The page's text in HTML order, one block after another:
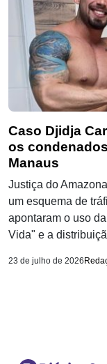
Caso Djidja
os
Manaus
Justiça do
um esquema de
apontaram o uso
Vida" e a
23 de julho de 2026